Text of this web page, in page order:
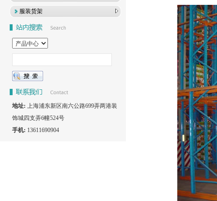
服装货架
地址: 上海浦东新区南六公路699弄两港装
饰城四支弄6幢524号
手机: 13611690904